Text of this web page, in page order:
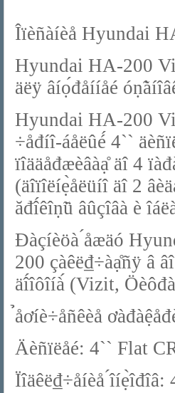
Îïèñàíèå Hyundai
Hyundai HA-200
äëÿ âíọ́đåííåé
Hyundai HA-200
÷åđíî-áåëûé́ 4``
ïîääåđæèâàạ̊ äî 4
(äîïîëíẹ̀åëüíî äî 2
ăđî́êîṇ̃ü âûçîâà è
Đàçíèöà ́åæäó
200 çàêë₫÷àạ̊ñÿ â
äî́îôîíà́ (Vizit,
̉åơíè÷åñêèå
Äèñïëåé: 4`` Flat
Ïîäêë₫÷åíèå ́îíẹ̀îđîâ: